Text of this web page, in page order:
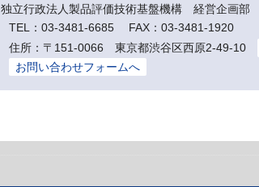
独立行政法人製品評価技術基盤機構 経営企画
TEL：03-3481-6685 FAX：03-3481-1920
住所：〒151-0066 東京都渋谷区西原2-49-10
お問い合わせフォームへ